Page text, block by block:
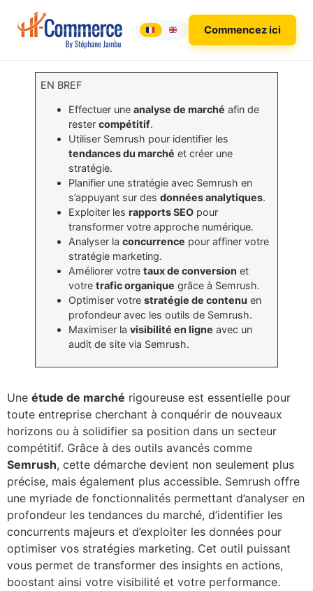
Commencez ici
EN BREF
Effectuer uneanalyse de marché afin de
restercompétitif.
Utiliser Semrush pour identifier les
tendances du marché et créer une
stratégie.
Planifier une stratégie avec Semrush en
s’appuyant sur desdonnées analytiques.
Exploiter lesrapports SEO pour
transformer votre approche numérique.
Analyser laconcurrence pour affiner votre
stratégie marketing.
Améliorer votretaux de conversion et
votretrafic organique grâce à Semrush.
Optimiser votrestratégie de contenu en
profondeur avec les outils de Semrush.
Maximiser lavisibilité en ligne avec un
audit de site via Semrush.
Une étude de marché rigoureuse est essentielle pour
toute entreprise cherchant à conquérir de nouveaux
horizons ou à solidifier sa position dans un secteur
compétitif. Grâce à des outils avancés comme
Semrush, cette démarche devient non seulement plus
précise, mais également plus accessible. Semrush offre
une myriade de fonctionnalités permettant d’analyser en
profondeur les tendances du marché, d’identifier les
concurrents majeurs et d’exploiter les données pour
optimiser vos stratégies marketing. Cet outil puissant
vous permet de transformer des insights en actions,
boostant ainsi votre visibilité et votre performance.